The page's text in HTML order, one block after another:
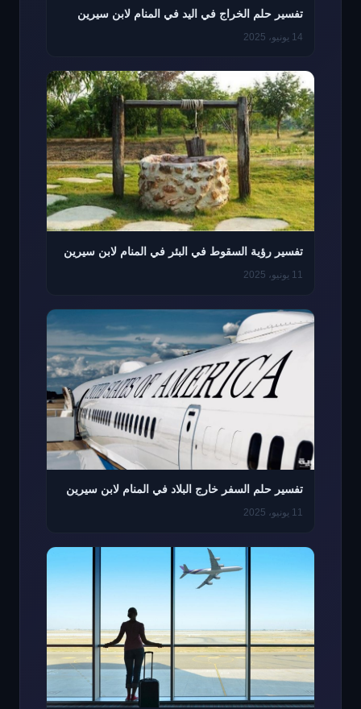
تفسير حلم الخراج في اليد في المنام لابن سيرين
14 يونيو، 2025
تفسير رؤية السقوط في البئر في المنام لابن سيرين
11 يونيو، 2025
تفسير حلم السفر خارج البلاد في المنام لابن سيرين
11 يونيو، 2025